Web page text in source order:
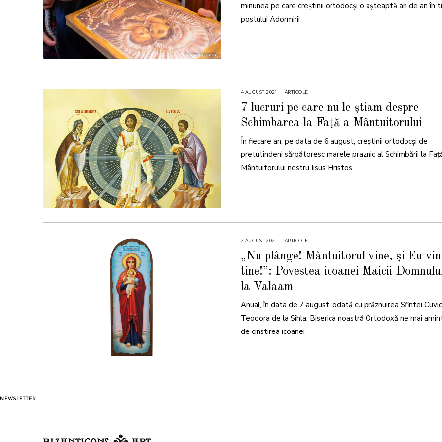
2
minunea pe care creștinii ortodocși o așteaptă an de an în
postului Adormirii
4 AUGUST 2021
U
G
S
T
0
2
ARTICOLE
7 lucruri pe care nu le știam despre
Schimbarea la Față a Mântuitorului
În fiecare an, pe data de 6 august, creştinii ortodocși de
pretutindeni sărbătoresc marele praznic al Schimbării la
Mântuitorului nostru Iisus Hristos.
2 AUGUST 2021
U
G
S
T
0
ARTICOLE
„Nu plânge! Mântuitorul vine, și Eu
tine!”: Povestea icoanei Maicii
la Valaam
Anual, în data de 7 august, odată cu prăznuirea Sfintei
Teodora de la Sihla, Biserica noastră Ortodoxă ne mai
de cinstirea icoanei
NEWSLETTER